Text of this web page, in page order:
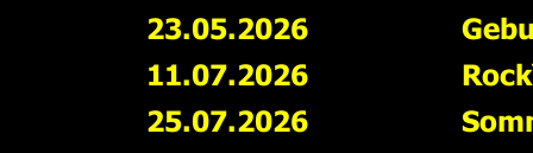
23.05.2026
11.07.2026
25.07.2026